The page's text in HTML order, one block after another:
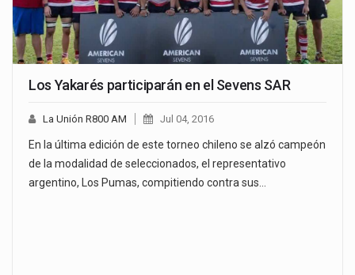
Los Yakarés participarán en el Sevens SAR
La Unión R800 AM Jul 04, 2016
En la última edición de este torneo chileno se alzó campeón
de la modalidad de seleccionados, el representativo
argentino, Los Pumas, compitiendo contra sus…